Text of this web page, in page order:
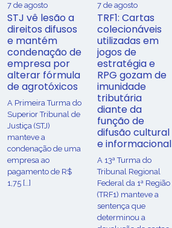
7 de agosto
STJ vê lesão a
direitos difusos
e mantém
condenação de
empresa por
alterar fórmula
de agrotóxicos
​A Primeira Turma do
Superior Tribunal de
Justiça (STJ)
manteve a
condenação de uma
empresa ao
pagamento de R$
1,75 […]
7 de agosto
TRF1: Cartas
colecionáveis
utilizadas em
jogos de
estratégia e
RPG gozam de
imunidade
tributária
diante da
função de
difusão cultural
e informacional
A 13ª Turma do
Tribunal Regional
Federal da 1ª Região
(TRF1) manteve a
sentença que
determinou a